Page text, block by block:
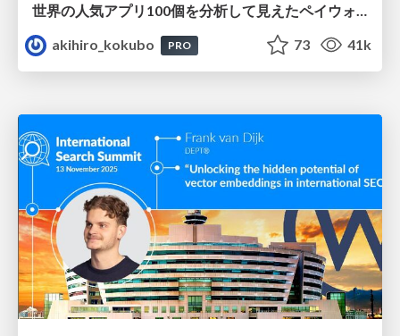
世界の人気アプリ100個を分析して見えたペイウォール設計の心得
akihiro_kokubo
PRO 73 41k